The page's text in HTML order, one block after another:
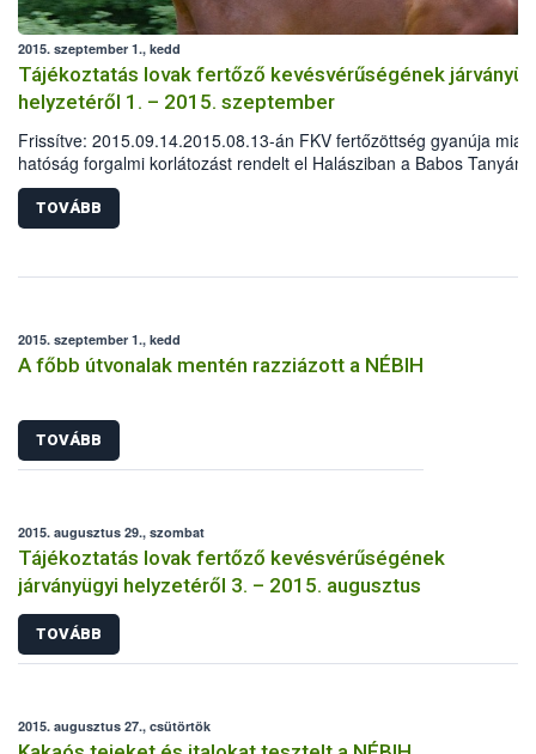
2015. szeptember 1., kedd
Tájékoztatás lovak fertőző kevésvérűségének
helyzetéről 1. – 2015. szeptember
Frissítve: 2015.09.14.2015.08.13-án FKV fertőzöttség gyanúja
hatóság forgalmi korlátozást rendelt el Halásziban a Babos Tanyán.
lovastanyán lévő ló pozitív eredményének kézhezvételét követően
intézkedések haladéktalanul megkezdődtek.
TOVÁBB
2015. szeptember 1., kedd
A főbb útvonalak mentén razziázott a NÉBIH
TOVÁBB
2015. augusztus 29., szombat
Tájékoztatás lovak fertőző kevésvérűségének
járványügyi helyzetéről 3. – 2015. augusztus
TOVÁBB
2015. augusztus 27., csütörtök